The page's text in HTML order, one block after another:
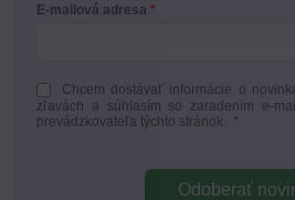
E-mailová adresa
Chcem dostávať informácie o
zľavách a súhlasím so zaradením e-
prevádzkovateľa týchto stránok.
*
Odoberať